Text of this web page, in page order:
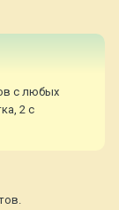
с любых
2 с